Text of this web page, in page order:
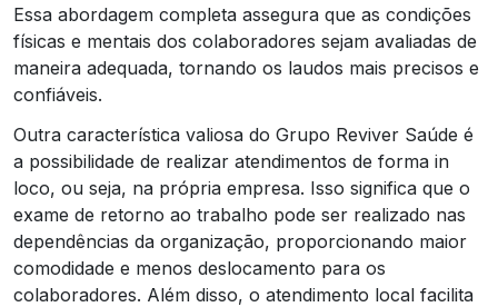
Essa abordagem completa assegura que as condições
físicas e mentais dos colaboradores sejam avaliadas de
maneira adequada, tornando os laudos mais precisos e
confiáveis.
Outra característica valiosa do Grupo Reviver Saúde é
a possibilidade de realizar atendimentos de forma in
loco, ou seja, na própria empresa. Isso significa que o
exame de retorno ao trabalho pode ser realizado nas
dependências da organização, proporcionando maior
comodidade e menos deslocamento para os
colaboradores. Além disso, o atendimento local facilita